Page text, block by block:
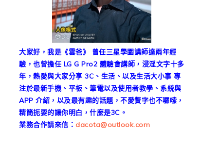
大家好，我是《雲爸》 曾任三星學園講師達兩年經
驗，也曾擔任 LG G Pro2 體驗會講師，浸淫文字十多
年，熱愛與大家分享 3C、生活、以及生活大小事 專
注於最新手機、平板、筆電以及使用者教學、系統與
APP 介紹，以及最有趣的話題，不愛贅字也不囉嗦，
精簡扼要的讓你明白，什麼是3C。
業務合作請來信： dacota@outlook.com